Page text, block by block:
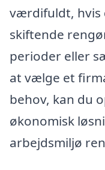
værdifuldt, hvis
skiftende
perioder eller
at vælge et
behov, kan du
økonomisk
arbejdsmiljø